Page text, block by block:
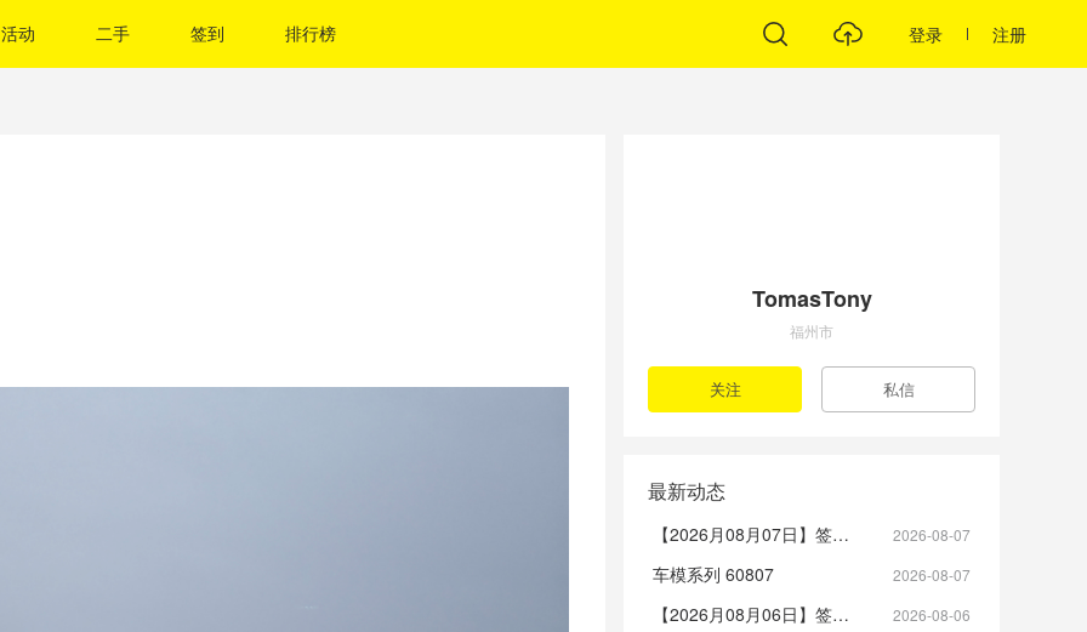
活动 二手 签到 排行榜 登录 注册
TomasTony
福州市
最新动态
2026-08-07
【2026月08月07日】签到帖
2026-08-07
车模系列 60807
2026-08-06
【2026月08月06日】签到帖